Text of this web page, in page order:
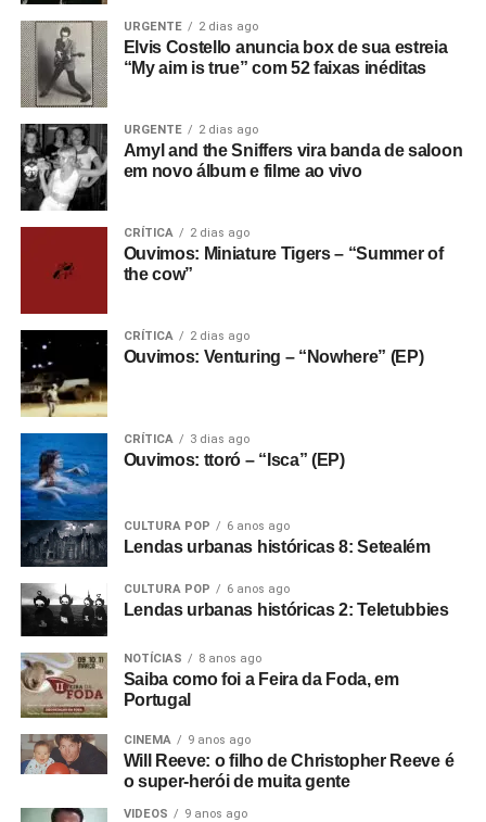
RELATED TOPICS: ASTRA VAGA
UP NEXT
Urgente!: Quando a magia de Brian Wilson voltou
a funcionar
DON'T MISS
Ouvimos: Morcheeba – “Escape the chaos”
Ricardo Schott
Ricardo Schott é jornalista, radialista, editor e principal
colaborador do POP FANTASMA.
URGENTE 2 dias ago
Elvis Costello anuncia box de sua estreia
“My aim is true” com 52 faixas inéditas
URGENTE 2 dias ago
Amyl and the Sniffers vira banda de saloon
em novo álbum e filme ao vivo
CRÍTICA 2 dias ago
Ouvimos: Miniature Tigers – “Summer of
the cow”
CRÍTICA 2 dias ago
Ouvimos: Venturing – “Nowhere” (EP)
CRÍTICA 3 dias ago
Ouvimos: ttoró – “Isca” (EP)
CULTURA POP 6 anos ago
Lendas urbanas históricas 8: Setealém
CULTURA POP 6 anos ago
Lendas urbanas históricas 2: Teletubbies
NOTÍCIAS 8 anos ago
Saiba como foi a Feira da Foda, em
Portugal
CINEMA 9 anos ago
Will Reeve: o filho de Christopher Reeve é
o super-herói de muita gente
VIDEOS 9 anos ago